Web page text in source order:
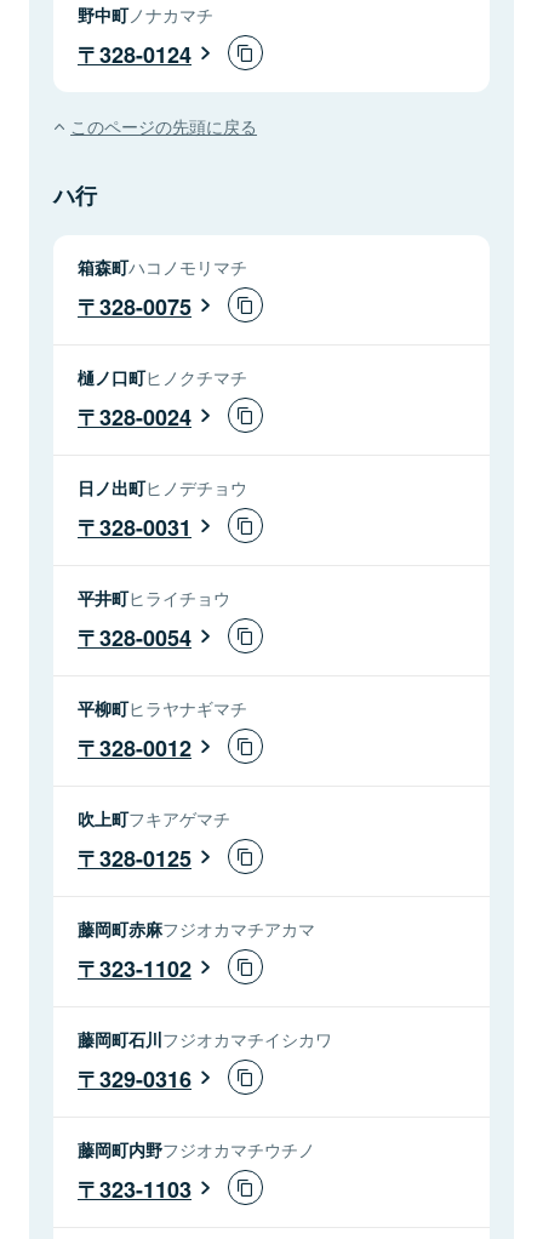
野中町ノナカマチ
328-0124
このページの先頭に戻る
ハ行
箱森町ハコノモリマチ
328-0075
樋ノ口町ヒノクチマチ
328-0024
日ノ出町ヒノデチョウ
328-0031
平井町ヒライチョウ
328-0054
平柳町ヒラヤナギマチ
328-0012
吹上町フキアゲマチ
328-0125
藤岡町赤麻フジオカマチアカマ
323-1102
藤岡町石川フジオカマチイシカワ
329-0316
藤岡町内野フジオカマチウチノ
323-1103